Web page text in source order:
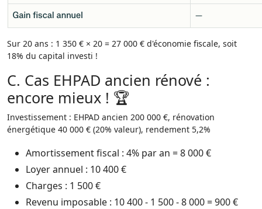
Sur 20 ans : 1 350 € × 20 = 27 000 € d'économie fiscale, soit
18% du capital investi !​
C. Cas EHPAD ancien rénové :
encore mieux ! 🏆
Investissement : EHPAD ancien 200 000 €, rénovation
énergétique 40 000 € (20% valeur), rendement 5,2%
Amortissement fiscal : 4% par an = 8 000 €​
Loyer annuel : 10 400 €
Charges : 1 500 €
Revenu imposable : 10 400 - 1 500 - 8 000 = 900 €